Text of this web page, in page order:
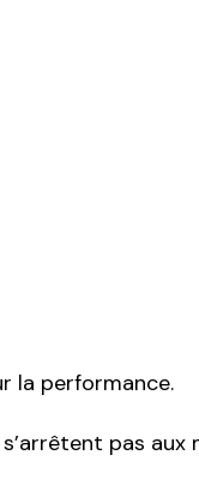
la performance.
pas aux